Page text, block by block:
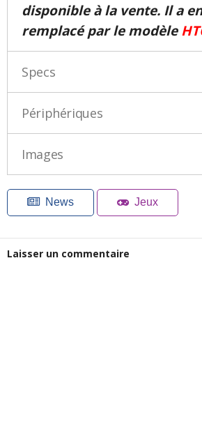
disponible à la vente. Il a
remplacé par le modèle
Specs
Périphériques
Images
News Jeux
Laisser un commentaire